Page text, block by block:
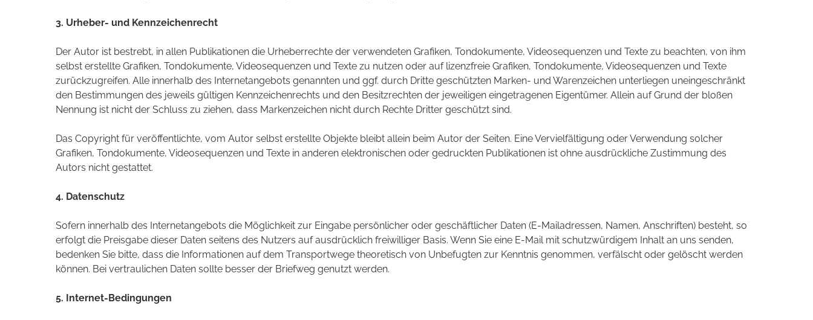
3. Urheber- und Kennzeichenrecht
Der Autor ist bestrebt, in allen Publikationen die Urheberrechte der verwendeten Grafiken, Tondokumente, Videosequenzen und Texte zu beachten, von ihm
selbst erstellte Grafiken, Tondokumente, Videosequenzen und Texte zu nutzen oder auf lizenzfreie Grafiken, Tondokumente, Videosequenzen und Texte
zurückzugreifen. Alle innerhalb des Internetangebots genannten und ggf. durch Dritte geschützten Marken- und Warenzeichen unterliegen uneingeschränkt
den Bestimmungen des jeweils gültigen Kennzeichenrechts und den Besitzrechten der jeweiligen eingetragenen Eigentümer. Allein auf Grund der bloßen
Nennung ist nicht der Schluss zu ziehen, dass Markenzeichen nicht durch Rechte Dritter geschützt sind.
Das Copyright für veröffentlichte, vom Autor selbst erstellte Objekte bleibt allein beim Autor der Seiten. Eine Vervielfältigung oder Verwendung solcher
Grafiken, Tondokumente, Videosequenzen und Texte in anderen elektronischen oder gedruckten Publikationen ist ohne ausdrückliche Zustimmung des
Autors nicht gestattet.
4. Datenschutz
Sofern innerhalb des Internetangebots die Möglichkeit zur Eingabe persönlicher oder geschäftlicher Daten (E-Mailadressen, Namen, Anschriften) besteht, so
erfolgt die Preisgabe dieser Daten seitens des Nutzers auf ausdrücklich freiwilliger Basis. Wenn Sie eine E-Mail mit schutzwürdigem Inhalt an uns senden,
bedenken Sie bitte, dass die Informationen auf dem Transportwege theoretisch von Unbefugten zur Kenntnis genommen, verfälscht oder gelöscht werden
können. Bei vertraulichen Daten sollte besser der Briefweg genutzt werden.
5. Internet-Bedingungen